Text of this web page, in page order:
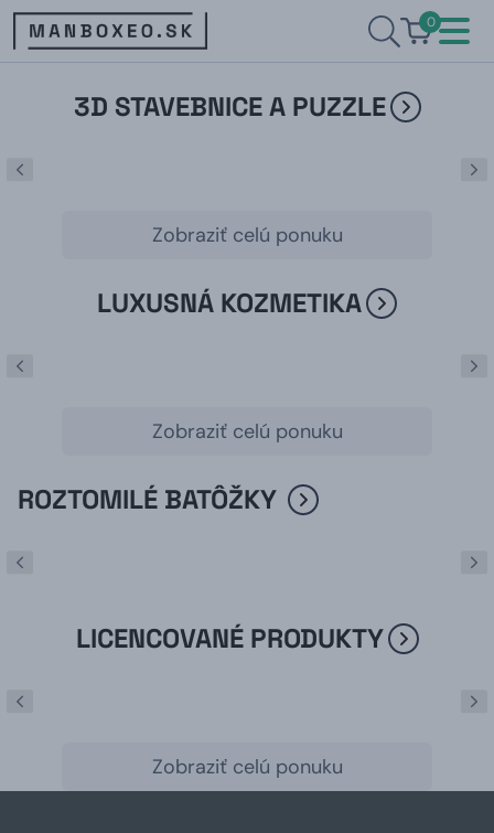
0
3D STAVEBNICE A PUZZLE
Zobraziť celú ponuku
LUXUSNÁ KOZMETIKA
Zobraziť celú ponuku
ROZTOMILÉ BATÔŽKY
LICENCOVANÉ PRODUKTY
Zobraziť celú ponuku